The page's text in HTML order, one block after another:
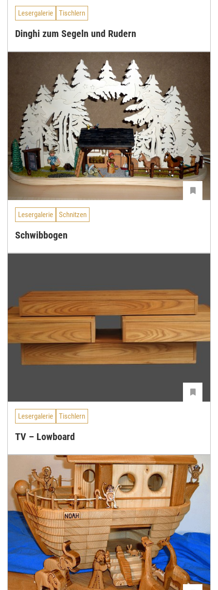
Lesergalerie Tischlern
Dinghi zum Segeln und Rudern
Lesergalerie Schnitzen
Schwibbogen
Lesergalerie Tischlern
TV – Lowboard